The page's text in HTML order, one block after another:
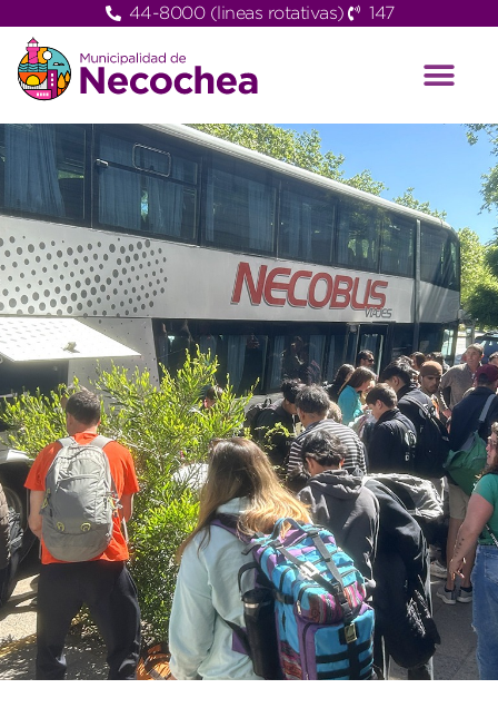
44-8000 (lineas rotativas) 147